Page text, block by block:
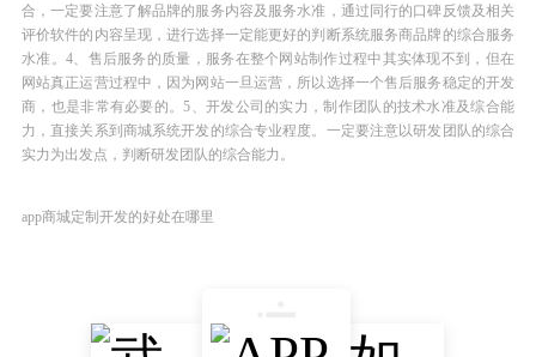
合，一定要注意了解品牌的服务内容及服务水准，通过同行的口碑反馈及相关
评价软件的内容呈现，进行选择一定能更好的判断系统服务商品牌的综合服务
水准。4、售后服务的质量，服务在整个网站制作过程中其实体现不到，但在
网站真正运营过程中，因为网站一旦运营，所以选择一个售后服务稳定的开发
商，也是非常有必要的。5、开发公司的实力，制作团队的技术水准及综合能
力，直接关系到商城系统开发的综合专业程度。一定要注意以研发团队的综合
实力为出发点，判断研发团队的综合能力。
app商城定制开发的好处在哪里